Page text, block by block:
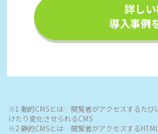
詳し
導入事例
※1 動的CMSとは…閲覧者がアクセスするたび
けたり変化させられるCMS
※2 静的CMSとは…閲覧者がアクセスする